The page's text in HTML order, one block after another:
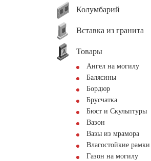
Колумбарий
Вставка из гранита
Товары
Ангел на могилу
Балясины
Бордюр
Брусчатка
Бюст и Скульптуры
Вазон
Вазы из мрамора
Влагостойкие рамки
Газон на могилу